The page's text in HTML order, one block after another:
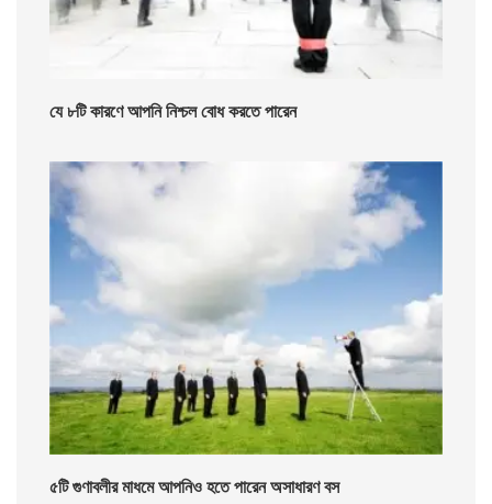
যে ৮টি কারণে আপনি নিশ্চল বোধ করতে পারেন
৫টি গুণাবলীর মাধমে আপনিও হতে পারেন অসাধারণ বস